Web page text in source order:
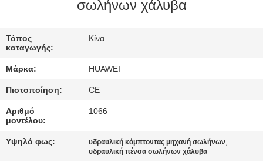
ΕΡΓΟΣΤΑΣΊΩΝ
ΠΟΙΟΤΙΚΌΣ
ΈΛΕΓΧΟΣ
ΜΑΣ
ΕΛΆΤΕ
ΣΕ
σωλήνων χάλυβα
Τόπος
καταγωγής:
Κίνα
Μάρκα: HUAWEI
Πιστοποίηση: CE
Αριθμό
μοντέλου:
1066
Υψηλό φως: υδραυλική κάμπτοντας μηχανή σωλήνων,
υδραυλική πένσα σωλήνων χάλυβα